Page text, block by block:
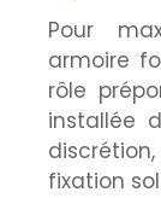
Pour
armoire
rôle
installée
fixation